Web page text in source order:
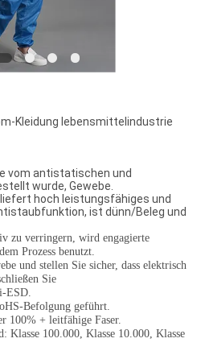
Kleidung lebensmittelindustrie
vom antistatischen und
wurde, Gewebe.
hoch leistungsfähiges und
ist dünn/Beleg und
zu verringern, wird engagierte
Prozess benutzt.
und stellen Sie sicher, dass elektrisch
Sie
ESD.
Befolgung geführt.
100% + leitfähige Faser.
Klasse 100.000, Klasse 10.000, Klasse